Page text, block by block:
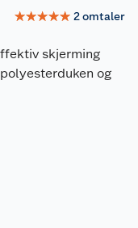
☆☆☆☆☆ 2omtaler
skjerming
og